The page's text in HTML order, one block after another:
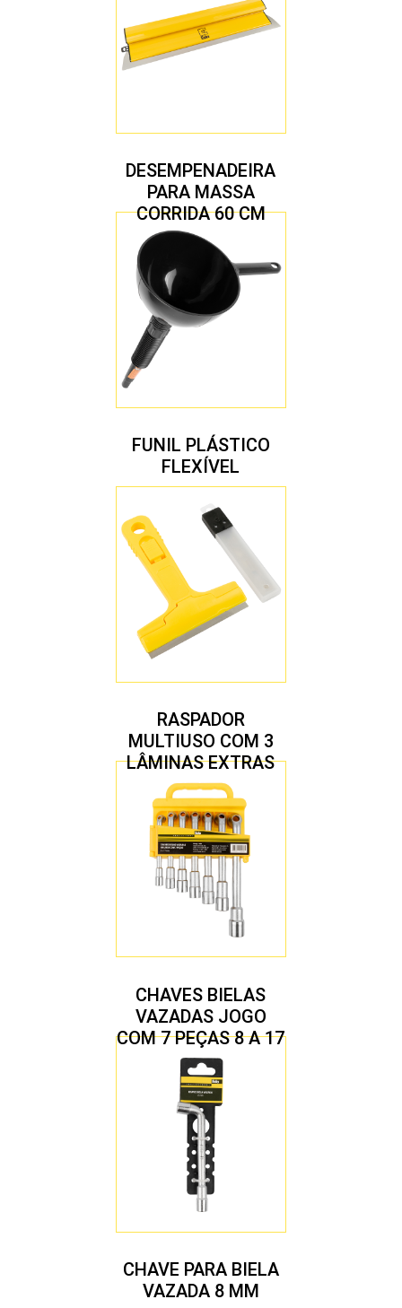
DESEMPENADEIRA
PARA MASSA
CORRIDA 60 CM
FUNIL PLÁSTICO
FLEXÍVEL
RASPADOR
MULTIUSO COM 3
LÂMINAS EXTRAS
CHAVES BIELAS
VAZADAS JOGO
COM 7 PEÇAS 8 A 17
MM
CHAVE PARA BIELA
VAZADA 8 MM